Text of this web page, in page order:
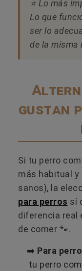
⭐ Lo más
Lo que
ser lo
de la misma
gustan
Si tu perro
más habitual y
sanos), la
para perros sí
diferencia real
de comer 🐾.
➡️ Para
tu perro